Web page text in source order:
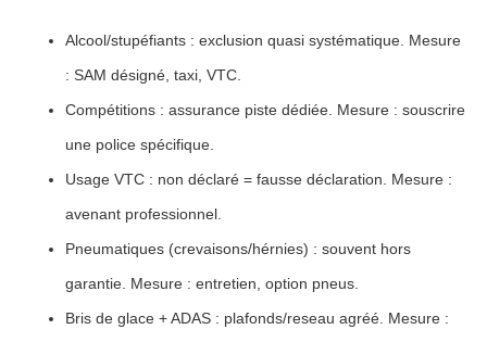
Alcool/stupéfiants : exclusion quasi systématique. Mesure
: SAM désigné, taxi, VTC.
Compétitions : assurance piste dédiée. Mesure : souscrire
une police spécifique.
Usage VTC : non déclaré = fausse déclaration. Mesure :
avenant professionnel.
Pneumatiques (crevaisons/hérnies) : souvent hors
garantie. Mesure : entretien, option pneus.
Bris de glace + ADAS : plafonds/reseau agréé. Mesure :